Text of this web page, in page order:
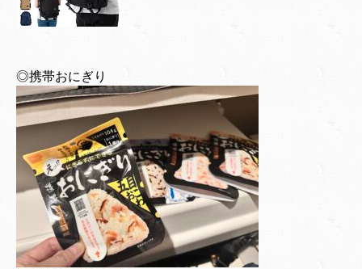
◎携帯おにぎり